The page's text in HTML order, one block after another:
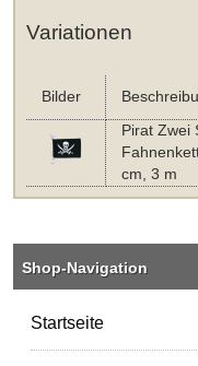
Variationen
Bilder
Pirat Zwei
cm, 3 m
Shop-Navigation
Startseite